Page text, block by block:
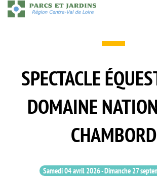
Aller
au
SPECTACLE
DOMAINE
CHAMBORD
Samedi 04 avril 2026-Dimanche 27